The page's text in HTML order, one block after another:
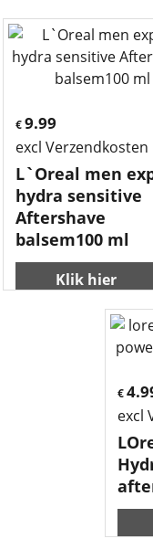
€ 9.99
excl Verzendkosten
L`Oreal men
hydra sensitive
Aftershave
balsem100 ml
Klik hier
€
excl